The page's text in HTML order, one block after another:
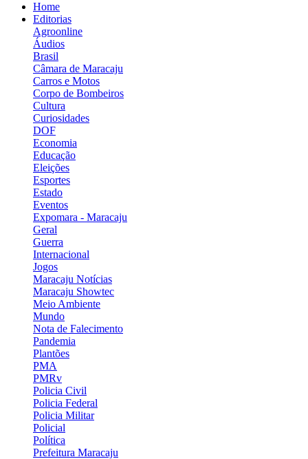
Home
Editorias
Agroonline
Áudios
Brasil
Câmara de Maracaju
Carros e Motos
Corpo de Bombeiros
Cultura
Curiosidades
DOF
Economia
Educação
Eleições
Esportes
Estado
Eventos
Expomara - Maracaju
Geral
Guerra
Internacional
Jogos
Maracaju Notícias
Maracaju Showtec
Meio Ambiente
Mundo
Nota de Falecimento
Pandemia
Plantões
PMA
PMRv
Policia Civil
Policia Federal
Policia Militar
Policial
Política
Prefeitura Maracaju